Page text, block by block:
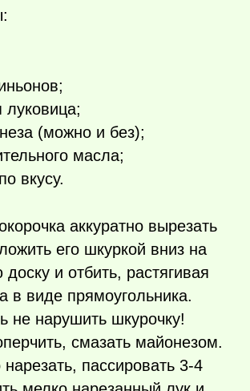
(можно и без);
масла;
вкусу.
аккуратно вырезать
его шкуркой вниз на
и отбить, растягивая
в виде прямоугольника.
не нарушить шкурочку!
смазать майонезом.
пассировать 3-4